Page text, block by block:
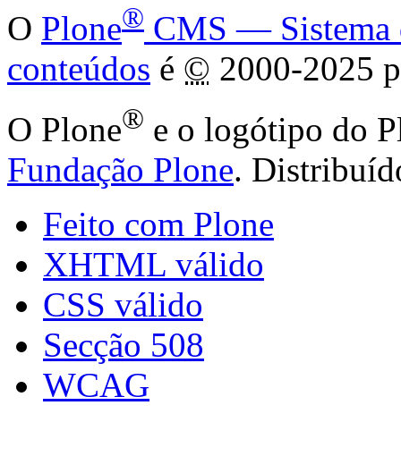
O Plone® CMS — Sistema
conteúdos é © 2000-2025
O Plone® e o logótipo do
Fundação Plone.
Feito com Plone
XHTML válido
CSS válido
Secção 508
WCAG